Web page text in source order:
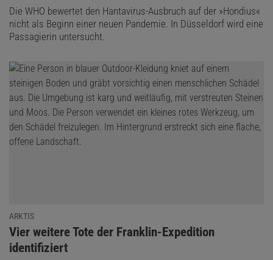
Die WHO bewertet den Hantavirus-Ausbruch auf der »Hondius«
nicht als Beginn einer neuen Pandemie. In Düsseldorf wird eine
Passagierin untersucht.
ARKTIS
:
Vier weitere Tote der Franklin-Expedition
identifiziert